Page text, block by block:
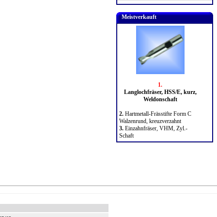
Meistverkauft
1.
Langlochfräser, HSS/E, kurz,
Weldonschaft
2. Hartmetall-Frässtifte Form C
Walzenrund, kreuzverzahnt
3. Einzahnfräser, VHM, Zyl.-
Schaft